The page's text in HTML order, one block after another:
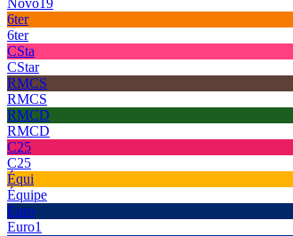
Novo19
6ter
6ter
CSta
CStar
RMCS
RMCS
RMCD
RMCD
C25
C25
Équi
Équipe
Euro
Euro1